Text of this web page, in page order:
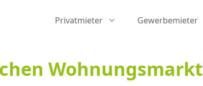
Privatmieter Gewerbemieter
Wohnungsmarkt